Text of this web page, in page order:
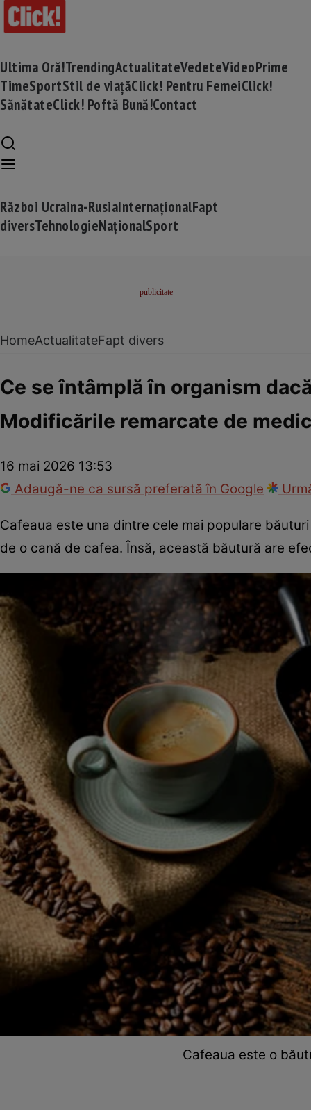
Ultima Oră!TrendingActualitateVedeteVideoPrime
TimeSportStil de viațăClick! Pentru FemeiClick!
SănătateClick! Poftă Bună!Contact
Război Ucraina-RusiaInternaționalFapt
diversTehnologieNaționalSport
HomeActualitateFapt divers
Ce se întâmplă în organism
Modificările remarcate de
16 mai 2026 13:53
Adaugă-ne ca sursă preferată în Google
Cafeaua este una dintre cele mai populare
de o cană de cafea. Însă, această băutură are
Cafeaua este o